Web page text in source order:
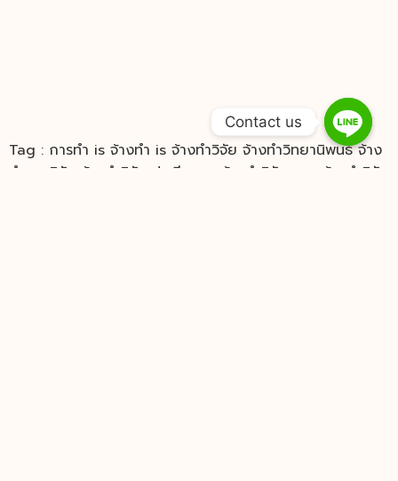
Tag : การทำ is จ้างทำ is จ้างทำวิจัย จ้างทำวิทยานิพนธ์ จ้าง
ทํางานวิจัย จ้างทําวิจัย ป.ตรี ราคา จ้างทําวิจัยราคา จ้างทําวิจัย
Contact us